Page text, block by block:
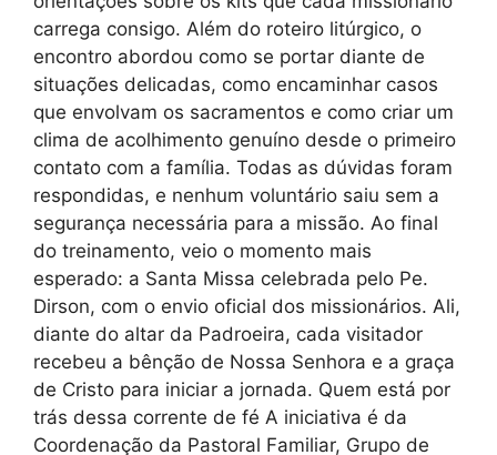
carrega consigo. Além do roteiro litúrgico, o
encontro abordou como se portar diante de
situações delicadas, como encaminhar casos
que envolvam os sacramentos e como criar um
clima de acolhimento genuíno desde o primeiro
contato com a família. Todas as dúvidas foram
respondidas, e nenhum voluntário saiu sem a
segurança necessária para a missão. Ao final
do treinamento, veio o momento mais
esperado: a Santa Missa celebrada pelo Pe.
Dirson, com o envio oficial dos missionários. Ali,
diante do altar da Padroeira, cada visitador
recebeu a bênção de Nossa Senhora e a graça
de Cristo para iniciar a jornada. Quem está por
trás dessa corrente de fé A iniciativa é da
Coordenação da Pastoral Familiar, Grupo de